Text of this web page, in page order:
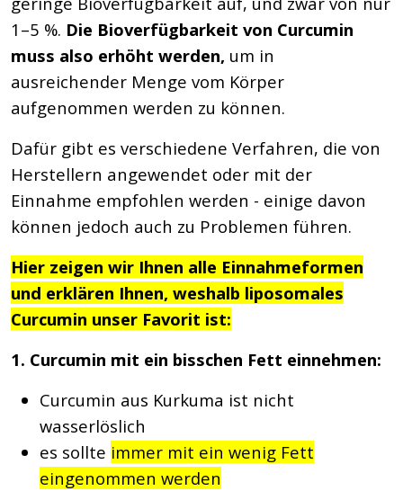
1–5 %. Die Bioverfügbarkeit von Curcumin
muss also erhöht werden, um in
ausreichender Menge vom Körper
aufgenommen werden zu können.
Dafür gibt es verschiedene Verfahren, die von
Herstellern angewendet oder mit der
Einnahme empfohlen werden - einige davon
können jedoch auch zu Problemen führen.
Hier zeigen wir Ihnen alle Einnahmeformen
und erklären Ihnen, weshalb liposomales
Curcumin unser Favorit ist:
1. Curcumin mit ein bisschen Fett einnehmen:
Curcumin aus Kurkuma ist nicht
wasserlöslich
es sollte immer mit ein wenig Fett
eingenommen werden